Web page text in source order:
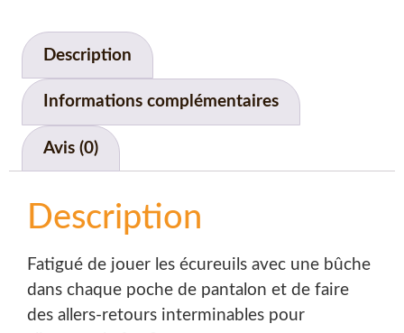
Description
Informations complémentaires
Avis (0)
Description
Fatigué de jouer les écureuils avec une bûche
dans chaque poche de pantalon et de faire
des allers-retours interminables pour